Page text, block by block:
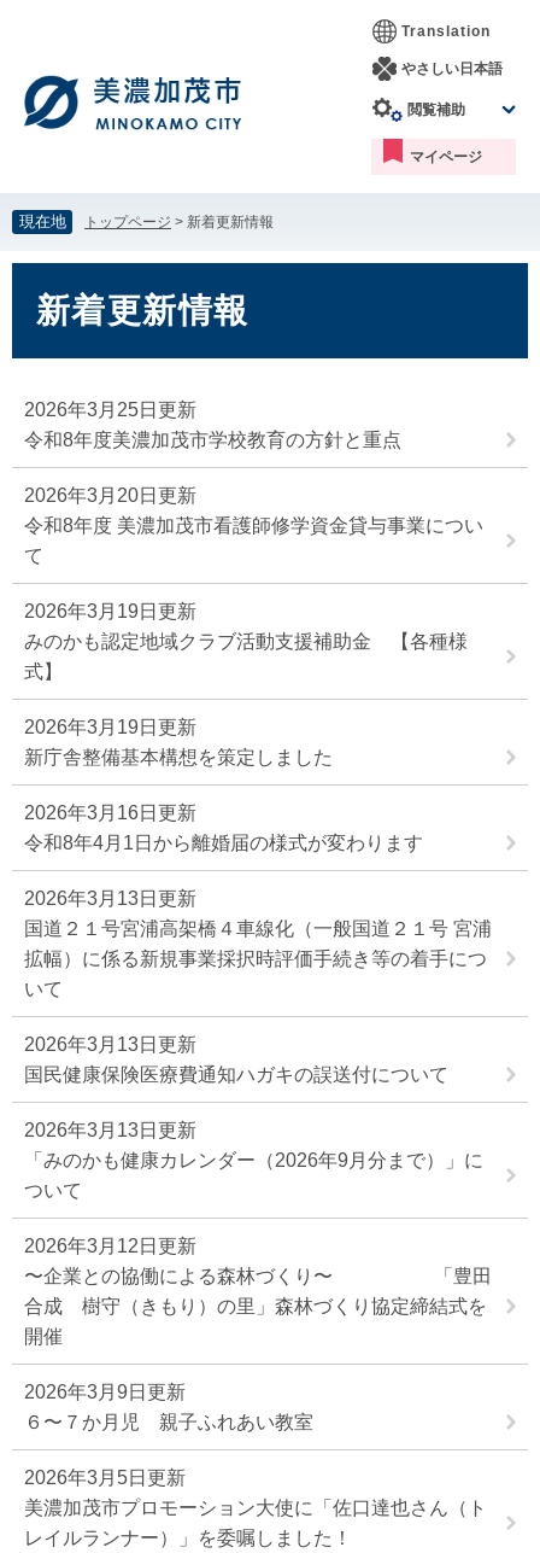
す。
し
て
本
文
Translation
やさしい日本語
閲覧補助
マイページ
現在地 トップページ > 新着更新情報
新着更新情報
2026年3月25日更新
令和8年度美濃加茂市学校教育の方針と重点
2026年3月20日更新
令和8年度 美濃加茂市看護師修学資金貸与事業につい
て
2026年3月19日更新
みのかも認定地域クラブ活動支援補助金 【各種様
式】
2026年3月19日更新
新庁舎整備基本構想を策定しました
2026年3月16日更新
令和8年4月1日から離婚届の様式が変わります
2026年3月13日更新
国道２１号宮浦高架橋４車線化（一般国道２１号 宮浦
拡幅）に係る新規事業採択時評価手続き等の着手につ
いて
2026年3月13日更新
国民健康保険医療費通知ハガキの誤送付について
2026年3月13日更新
「みのかも健康カレンダー（2026年9月分まで）」に
ついて
2026年3月12日更新
〜企業との協働による森林づくり〜 「豊田
合成 樹守（きもり）の里」森林づくり協定締結式を
開催
2026年3月9日更新
６〜７か月児 親子ふれあい教室
2026年3月5日更新
美濃加茂市プロモーション大使に「佐口達也さん（ト
レイルランナー）」を委嘱しました！